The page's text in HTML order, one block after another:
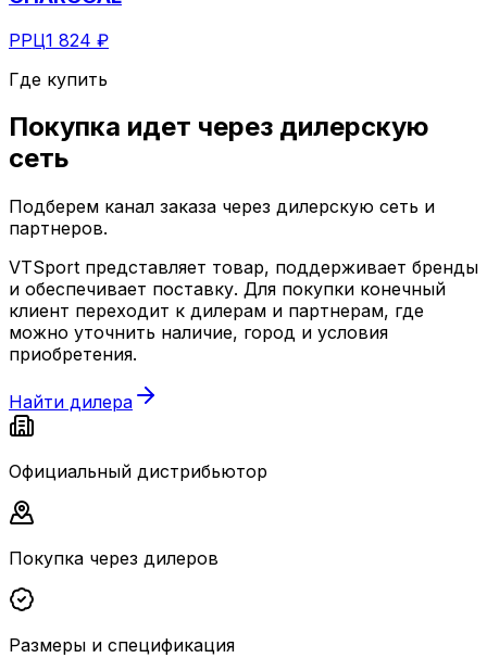
РРЦ1 824 ₽
Где купить
Покупка идет через дилерскую
сеть
Подберем канал заказа через дилерскую сеть и
партнеров.
VTSport представляет товар, поддерживает бренды
и обеспечивает поставку. Для покупки конечный
клиент переходит к дилерам и партнерам, где
можно уточнить наличие, город и условия
приобретения.
Найти дилера
Официальный дистрибьютор
Покупка через дилеров
Размеры и спецификация